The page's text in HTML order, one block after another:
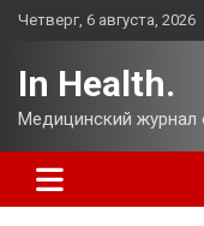
Перейти
Четверг, 6 августа, 2026
In Health.
Медицинский журнал